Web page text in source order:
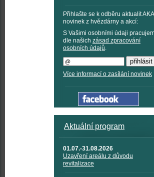
Přihlašte se k odběru aktualit
novinek z hvězdárny a akcí:
S Vašimi osobními údaji
dle našich zásad zpracování
osobních údajů.
Více informací o zasílání novinek
Aktuální program
01.07.-31.08.2026
Uzavření areálu z důvodu
revitalizace